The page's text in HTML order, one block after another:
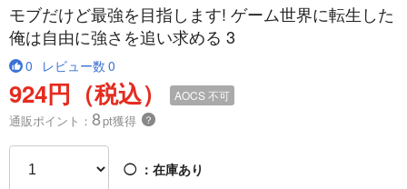
モブだけど最強を目指します! ゲーム世界に転生した
俺は自由に強さを追い求める 3
0 レビュー数 0
924円（税込） AOCS不可
通販ポイント： 8pt獲得 ？
◯ ：在庫あり